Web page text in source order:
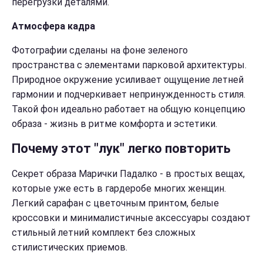
перегрузки деталями.
Атмосфера кадра
Фотографии сделаны на фоне зеленого
пространства с элементами парковой архитектуры.
Природное окружение усиливает ощущение летней
гармонии и подчеркивает непринужденность стиля.
Такой фон идеально работает на общую концепцию
образа - жизнь в ритме комфорта и эстетики.
Почему этот "лук" легко повторить
Секрет образа Марички Падалко - в простых вещах,
которые уже есть в гардеробе многих женщин.
Легкий сарафан с цветочным принтом, белые
кроссовки и минималистичные аксессуары создают
стильный летний комплект без сложных
стилистических приемов.